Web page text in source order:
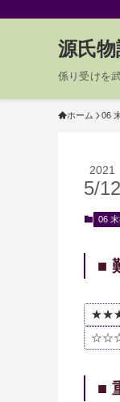
源氏
係り受けを
ホーム 06
2021
5/12
06
■
★★★
☆☆☆
■